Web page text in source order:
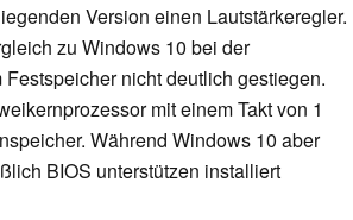
Version einen Lautstärkeregler.
zu Windows 10 bei der
nicht deutlich gestiegen.
mit einem Takt von 1
Während Windows 10 aber
BIOS unterstützen installiert